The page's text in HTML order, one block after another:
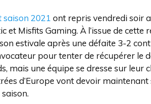
saison 2021 ont repris vendredi soir
et Misfits Gaming. À l’issue de cette
estivale après une défaite 3-2
pour tenter de récupérer le
mais une équipe se dresse sur leur
d’Europe vont devoir